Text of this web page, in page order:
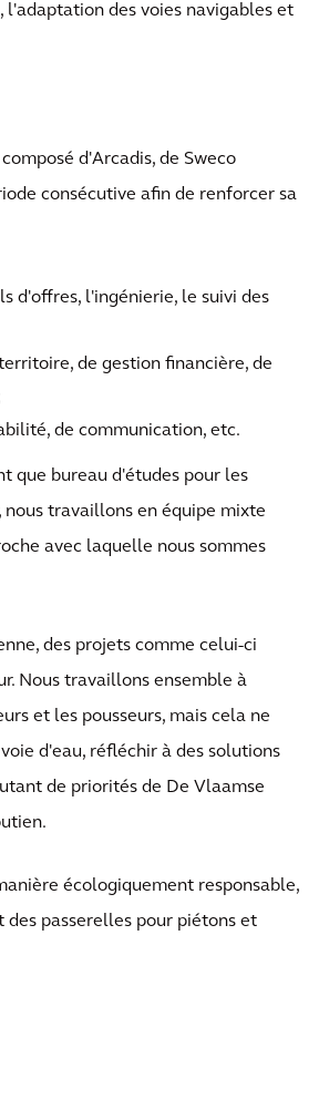
l'adaptation des voies navigables et
d'Arcadis, de Sweco
consécutive afin de renforcer sa
d'offres, l'ingénierie, le suivi des
de gestion financière, de
de communication, etc.
que bureau d'études pour les
nous travaillons en équipe mixte
avec laquelle nous sommes
des projets comme celui-ci
Nous travaillons ensemble à
et les pousseurs, mais cela ne
d'eau, réfléchir à des solutions
de priorités de De Vlaamse
écologiquement responsable,
passerelles pour piétons et